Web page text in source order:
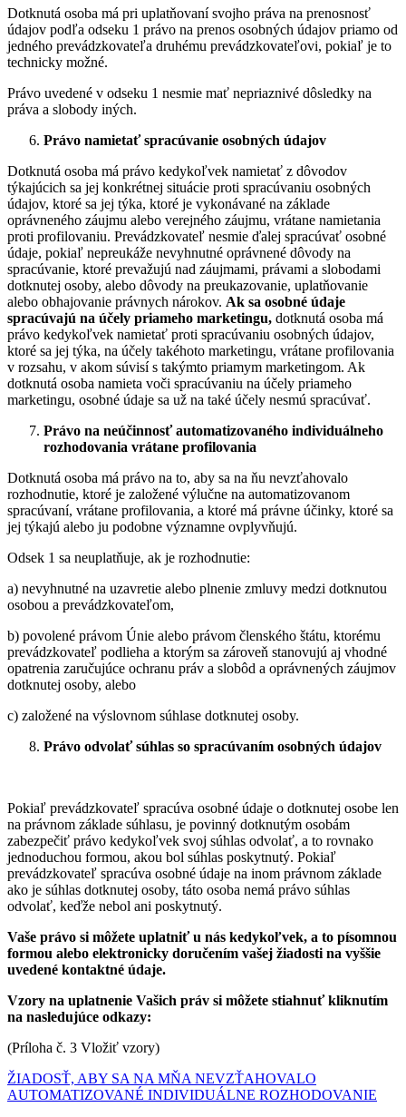
Dotknutá osoba má pri uplatňovaní svojho práva na prenosnosť
údajov podľa odseku 1 právo na prenos osobných údajov priamo od
jedného prevádzkovateľa druhému prevádzkovateľovi, pokiaľ je to
technicky možné.
Právo uvedené v odseku 1 nesmie mať nepriaznivé dôsledky na
práva a slobody iných.
Právo namietať spracúvanie osobných údajov
Dotknutá osoba má právo kedykoľvek namietať z dôvodov
týkajúcich sa jej konkrétnej situácie proti spracúvaniu osobných
údajov, ktoré sa jej týka, ktoré je vykonávané na základe
oprávneného záujmu alebo verejného záujmu, vrátane namietania
proti profilovaniu. Prevádzkovateľ nesmie ďalej spracúvať osobné
údaje, pokiaľ nepreukáže nevyhnutné oprávnené dôvody na
spracúvanie, ktoré prevažujú nad záujmami, právami a slobodami
dotknutej osoby, alebo dôvody na preukazovanie, uplatňovanie
alebo obhajovanie právnych nárokov. Ak sa osobné údaje
spracúvajú na účely priameho marketingu, dotknutá osoba má
právo kedykoľvek namietať proti spracúvaniu osobných údajov,
ktoré sa jej týka, na účely takéhoto marketingu, vrátane profilovania
v rozsahu, v akom súvisí s takýmto priamym marketingom. Ak
dotknutá osoba namieta voči spracúvaniu na účely priameho
marketingu, osobné údaje sa už na také účely nesmú spracúvať.
Právo na neúčinnosť automatizovaného individuálneho
rozhodovania vrátane profilovania
Dotknutá osoba má právo na to, aby sa na ňu nevzťahovalo
rozhodnutie, ktoré je založené výlučne na automatizovanom
spracúvaní, vrátane profilovania, a ktoré má právne účinky, ktoré sa
jej týkajú alebo ju podobne významne ovplyvňujú.
Odsek 1 sa neuplatňuje, ak je rozhodnutie:
a) nevyhnutné na uzavretie alebo plnenie zmluvy medzi dotknutou
osobou a prevádzkovateľom,
b) povolené právom Únie alebo právom členského štátu, ktorému
prevádzkovateľ podlieha a ktorým sa zároveň stanovujú aj vhodné
opatrenia zaručujúce ochranu práv a slobôd a oprávnených záujmov
dotknutej osoby, alebo
c) založené na výslovnom súhlase dotknutej osoby.
Právo odvolať súhlas so spracúvaním osobných údajov
Pokiaľ prevádzkovateľ spracúva osobné údaje o dotknutej osobe len
na právnom základe súhlasu, je povinný dotknutým osobám
zabezpečiť právo kedykoľvek svoj súhlas odvolať, a to rovnako
jednoduchou formou, akou bol súhlas poskytnutý. Pokiaľ
prevádzkovateľ spracúva osobné údaje na inom právnom základe
ako je súhlas dotknutej osoby, táto osoba nemá právo súhlas
odvolať, keďže nebol ani poskytnutý.
Vaše právo si môžete uplatniť u nás kedykoľvek, a to písomnou
formou alebo elektronicky doručením vašej žiadosti na vyššie
uvedené kontaktné údaje.
Vzory na uplatnenie Vašich práv si môžete stiahnuť kliknutím
na nasledujúce odkazy:
(Príloha č. 3 Vložiť vzory)
ŽIADOSŤ, ABY SA NA MŇA NEVZŤAHOVALO
AUTOMATIZOVANÉ INDIVIDUÁLNE ROZHODOVANIE